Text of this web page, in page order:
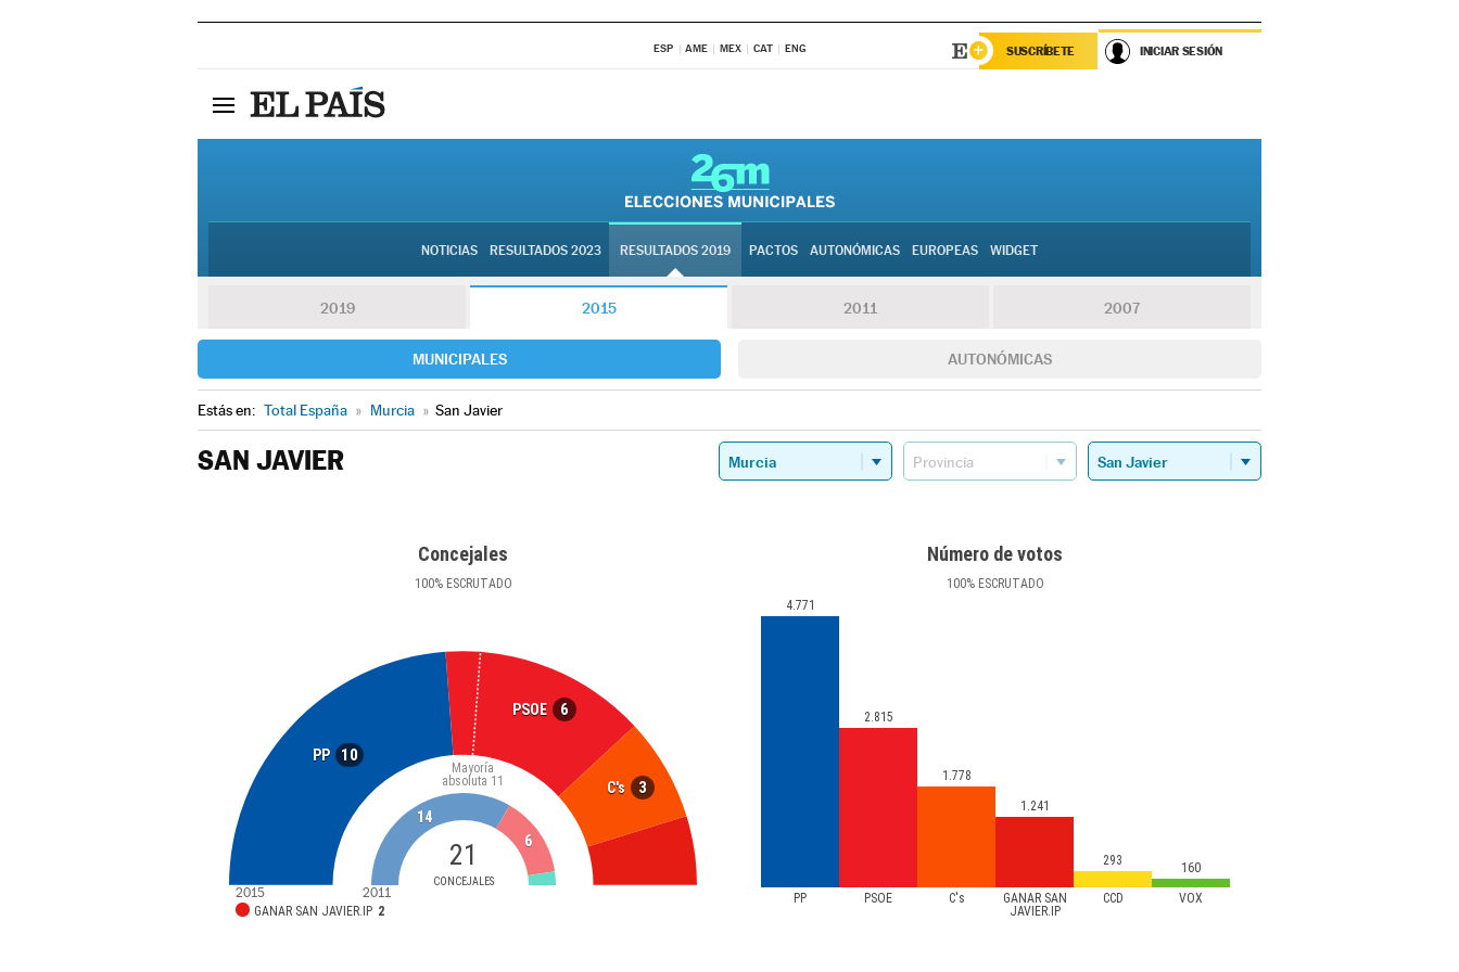
ESP AME MEX CAT ENG SUSCRÍBETE INICIAR SESIÓN
NOTICIAS RESULTADOS 2023 RESULTADOS 2019 PACTOS AUTONÓMICAS EUROPEAS WIDGET
2019 2015 2011 2007
MUNICIPALES AUTONÓMICAS
Estás en: Total España » Murcia » San Javier
SAN JAVIER
Concejales
100%ESCRUTADO
PP 10
PSOE 6
C's 3
21
CONCEJALES
Mayoría
absoluta 11
GANAR SAN JAVIER.IP 2
14
6
2015 2011
Número de votos
100%ESCRUTADO
PP PSOE C's
GANAR SAN
JAVIER.IP
CCD VOX
4.771
2.815
1.778
1.241
293 160